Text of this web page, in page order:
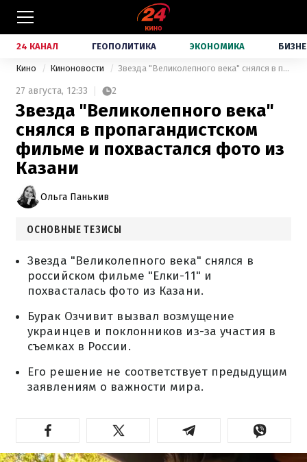
24 КАНАЛ ГЕОПОЛИТИКА ЭКОНОМИКА
Кино Киноновости Звезда "Великолепного века" снялся в пропагандистском фильме и похвастался фото из Казани
27 августа, 12:33 2
Звезда "Великолепного века"
снялся в пропагандистском
фильме и похвастался фото из
Казани
Ольга Панькив
ОСНОВНЫЕ ТЕЗИСЫ
Звезда "Великолепного века" снялся в
российском фильме "Елки-11" и
похвасталась фото из Казани.
Бурак Озчивит вызвал возмущение
украинцев и поклонников из-за участия в
съемках в России.
Его решение не соответствует предыдущим
заявлениям о важности мира.